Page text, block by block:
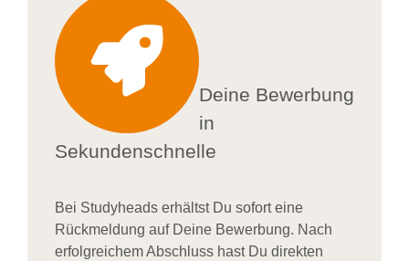
Deine Bewerbung
in
Sekundenschnelle
Bei Studyheads erhältst Du sofort eine
Rückmeldung auf Deine Bewerbung. Nach
erfolgreichem Abschluss hast Du direkten